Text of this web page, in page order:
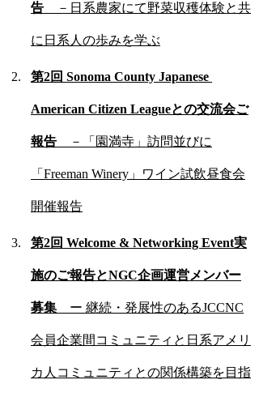
告 －日系農家にて野菜収穫体験と共
に日系人の歩みを学ぶ
第2回 Sonoma County Japanese
American Citizen Leagueとの交流会ご
報告 －「園満寺」訪問並びに
「Freeman Winery」ワイン試飲昼食会
開催報告
第2回 Welcome & Networking Event実
施のご報告とNGC企画運営メンバー
募集 ー 継続・発展性のあるJCCNC
会員企業間コミュニティと日系アメリ
カ人コミュニティとの関係構築を目指